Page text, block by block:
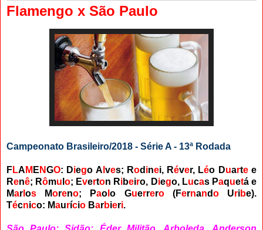
Flamengo x São Paulo
Campeonato Brasileiro/2018 - Série A - 13ª Rodada
FLA M E NGO: Diego A ves; Rod inei, Réver, Léo Duartee
Renê; Rômu lo; Everton Ribeiro, Diego, Lucas Paquetáe
Mar os Moreno; Pao lo Guerrero (FernandoUribe).
Técnico: Maurício Barbieri.